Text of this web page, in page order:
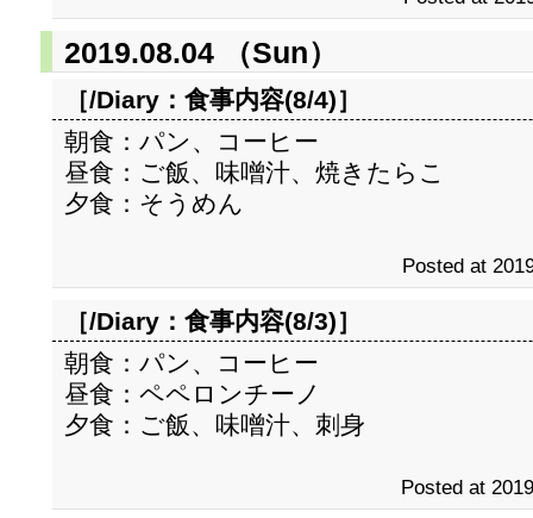
2019.08.04 （Sun）
［/Diary： 食事内容(8/4)］
朝食：パン、コーヒー
昼食：ご飯、味噌汁、焼きたらこ
夕食：そうめん
Posted at
［/Diary： 食事内容(8/3)］
朝食：パン、コーヒー
昼食：ペペロンチーノ
夕食：ご飯、味噌汁、刺身
Posted at